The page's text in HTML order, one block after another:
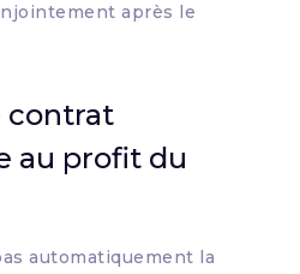
après le
contrat
au profit du
automatiquement la